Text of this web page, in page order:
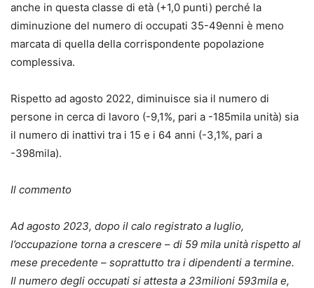
anche in questa classe di età (+1,0 punti) perché la
diminuzione del numero di occupati 35-49enni è meno
marcata di quella della corrispondente popolazione
complessiva.
Rispetto ad agosto 2022, diminuisce sia il numero di
persone in cerca di lavoro (-9,1%, pari a -185mila unità) sia
il numero di inattivi tra i 15 e i 64 anni (-3,1%, pari a
-398mila).
Il commento
Ad agosto 2023, dopo il calo registrato a luglio,
l’occupazione torna a crescere – di 59 mila unità rispetto al
mese precedente – soprattutto tra i dipendenti a termine.
Il numero degli occupati si attesta a 23milioni 593mila e,